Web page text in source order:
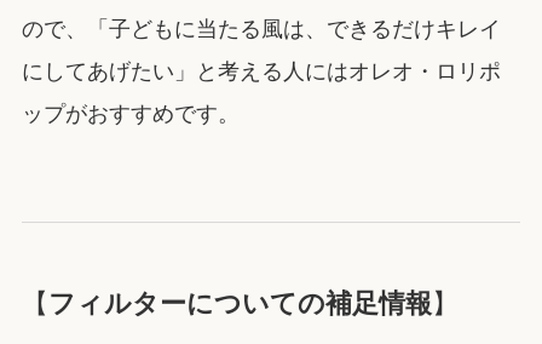
ので、「子どもに当たる風は、できるだけキレイ
にしてあげたい」と考える人にはオレオ・ロリポ
ップがおすすめです。
【 フィルターについての補足情報 】